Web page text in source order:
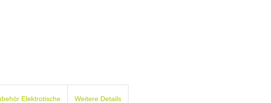
Elektrotische Weitere Details